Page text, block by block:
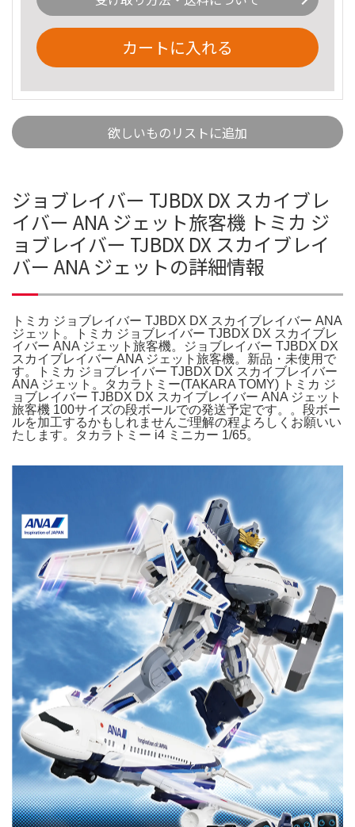
カートに入れる
欲しいものリストに追加
ジョブレイバー TJBDX DX スカイブレ
イバー ANA ジェット旅客機 トミカ ジ
ョブレイバー TJBDX DX スカイブレイ
バー ANA ジェットの詳細情報
トミカ ジョブレイバー TJBDX DX スカイブレイバー ANA
ジェット。トミカ ジョブレイバー TJBDX DX スカイブレ
イバー ANA ジェット旅客機。ジョブレイバー TJBDX DX
スカイブレイバー ANA ジェット旅客機。新品・未使用で
す。トミカ ジョブレイバー TJBDX DX スカイブレイバー
ANA ジェット。タカラトミー(TAKARA TOMY) トミカ ジ
ョブレイバー TJBDX DX スカイブレイバー ANA ジェット
旅客機 100サイズの段ボールでの発送予定です。。段ボー
ルを加工するかもしれませんご理解の程よろしくお願いい
たします。タカラトミー i4 ミニカー 1/65。